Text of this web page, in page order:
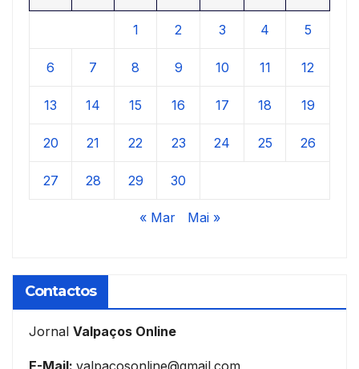
1 2 3 4 5
6 7 8 9 10 11 12
13 14 15 16 17 18 19
20 21 22 23 24 25 26
27 28 29 30
« Mar Mai »
Contactos
Jornal Valpaços Online
E-Mail: valpacosonline@gmail.com